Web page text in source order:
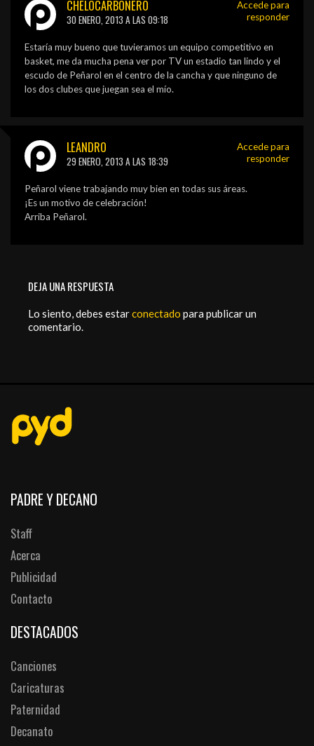
CHELOCARBONERO
30 ENERO, 2013 A LAS 09:18
Estaría muy bueno que tuvieramos un equipo competitivo en
basket, me da mucha pena ver por TV un estadio tan lindo y el
escudo de Peñarol en el centro de la cancha y que ninguno de
los dos clubes que juegan sea el mío.
Accede para
responder
LEANDRO
29 ENERO, 2013 A LAS 18:39
Peñarol viene trabajando muy bien en todas sus áreas.
¡Es un motivo de celebración!
Arriba Peñarol.
Accede para
responder
DEJA UNA RESPUESTA
Lo siento, debes estarconectado para publicar un
comentario.
PADRE Y DECANO
Staff
Acerca
Publicidad
Contacto
DESTACADOS
Canciones
Caricaturas
Paternidad
Decanato